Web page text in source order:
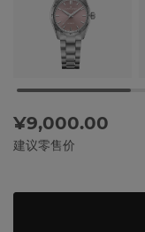
¥9,000.00
建议零售价